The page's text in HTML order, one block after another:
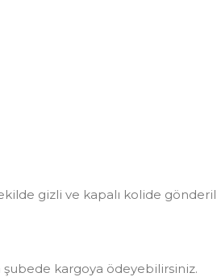
gizli ve kapalı kolide
şubede kargoya ödeyebilirsiniz.